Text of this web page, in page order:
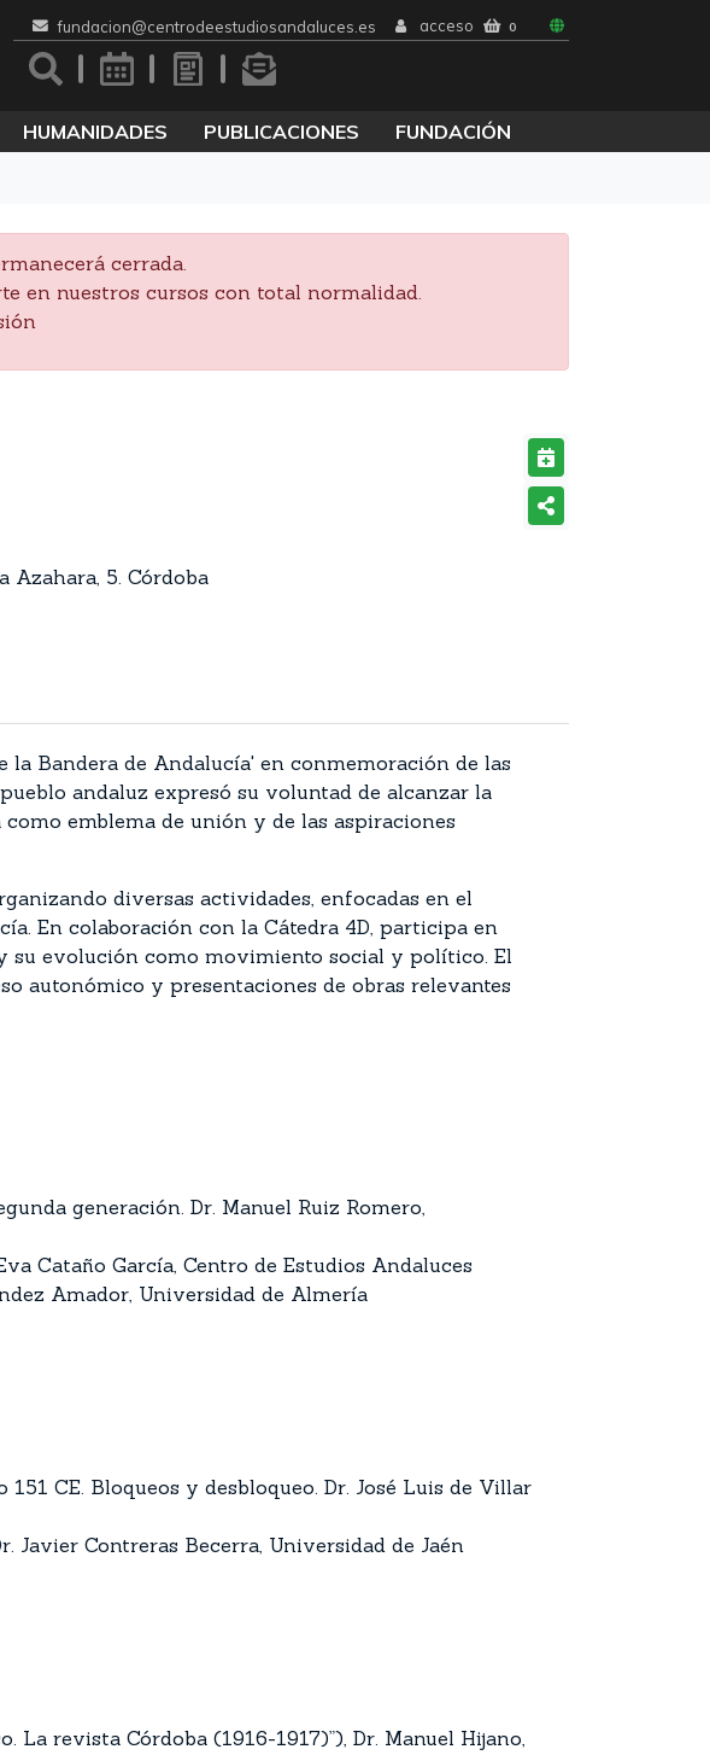
fundacion@centrodeestudiosandaluces.es acceso 0
HUMANIDADES PUBLICACIONES FUNDACIÓN
cerrada.
en nuestros cursos con total normalidad.
Azahara, 5. Córdoba
Bandera de Andalucía' en conmemoración de las
andaluz expresó su voluntad de alcanzar la
emblema de unión y de las aspiraciones
diversas actividades, enfocadas en el
En colaboración con la Cátedra 4D, participa en
su evolución como movimiento social y político. El
autonómico y presentaciones de obras relevantes
generación. Dr. Manuel Ruiz Romero,
Cataño García, Centro de Estudios Andaluces
Amador, Universidad de Almería
CE. Bloqueos y desbloqueo. Dr. José Luis de Villar
Contreras Becerra, Universidad de Jaén
La revista Córdoba (1916-1917)”), Dr. Manuel Hijano,